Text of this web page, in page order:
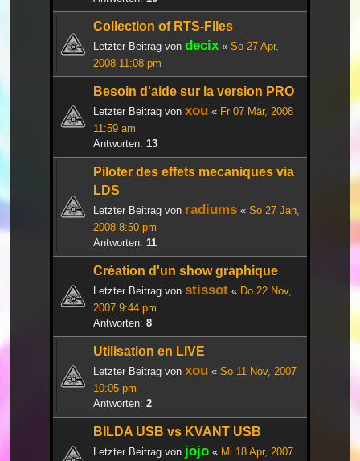
Collection of RTS-Files
Letzter Beitrag von decix « So 27 Apr,
2008 11:08 pm
Besoin d'aide sur la version PRO
Letzter Beitrag von xou « Fr 07 Mär, 2008
11:59 am
Antworten: 13
Piloter des effets mecaniques via
LDS
Letzter Beitrag von radiums « So 27 Jan,
2008 8:50 pm
Antworten: 11
Création d'un show graphique
Letzter Beitrag von stissot « Do 22 Nov,
2007 9:44 pm
Antworten: 8
Utilisation en LIVE
Letzter Beitrag von xou « So 11 Nov, 2007
10:05 pm
Antworten: 2
BILDA USB vs KVANT USB
Letzter Beitrag von jojo « Mi 18 Apr, 2007